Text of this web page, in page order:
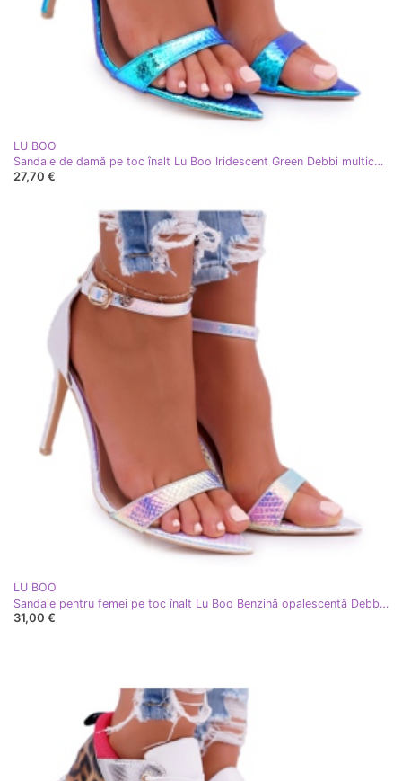
LU BOO
Sandale de damă pe toc înalt Lu Boo Iridescent Green Debbi multicolor verde
27,70 €
LU BOO
Sandale pentru femei pe toc înalt Lu Boo Benzină opalescentă Debbi multicolor roz
31,00 €